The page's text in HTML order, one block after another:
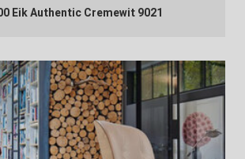
Eik Authentic Cremewit 9021